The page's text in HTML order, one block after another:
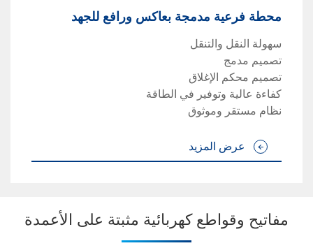
محطة فرعية مدمجة بعاكس ورافع للجهد
سهولة النقل والتنقل
تصميم مدمج
تصميم محكم الإغلاق
كفاءة عالية وتوفير في الطاقة
نظام مستقر وموثوق
عرض المزيد
مفاتيح وقواطع كهربائية مثبتة على الأعمدة